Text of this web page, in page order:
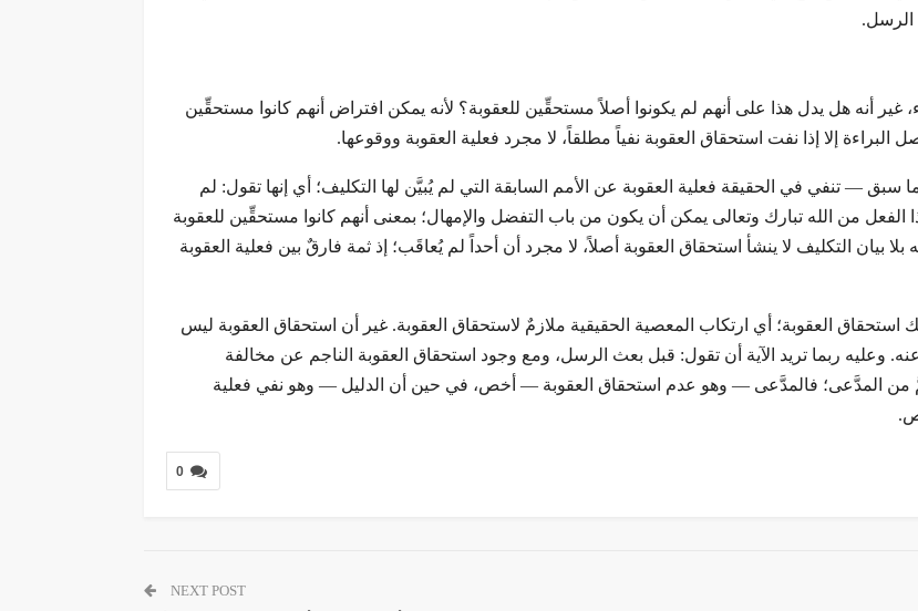
الرسل.
غير أنه هل يدل هذا على أنهم لم يكونوا أصلاً مستحقِّين للعقوبة؟ لأنه يمكن افتراض أنهم كانوا مستحقِّين
إلا إذا نفت استحقاق العقوبة نفياً مطلقاً، لا مجرد فعلية العقوبة ووقوعها.
— تنفي في الحقيقة فعلية العقوبة عن الأمم السابقة التي لم يُبيَّن لها التكليف؛ أي إنها تقول: لم
الفعل من الله تبارك وتعالى يمكن أن يكون من باب التفضل والإمهال؛ بمعنى أنهم كانوا مستحقِّين للعقوبة
بيان التكليف لا ينشأ استحقاق العقوبة أصلاً، لا مجرد أن أحداً لم يُعاقَب؛ إذ ثمة فارقٌ بين فعلية العقوبة
العقوبة؛ أي ارتكاب المعصية الحقيقية ملازمٌ لاستحقاق العقوبة. غير أن استحقاق العقوبة ليس
وعليه ربما تريد الآية أن تقول: قبل بعث الرسل، ومع وجود استحقاق العقوبة الناجم عن مخالفة
أعمَّ من المدَّعى؛ فالمدَّعى — وهو عدم استحقاق العقوبة — أخص، في حين أن الدليل — وهو نفي فعلية
0
NEXT POST